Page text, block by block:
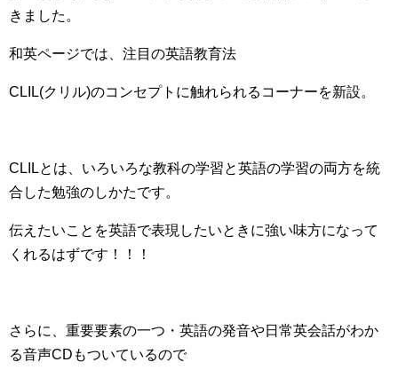
きました。
和英ページでは、注目の英語教育法
CLIL(クリル)のコンセプトに触れられるコーナーを新設。
CLILとは、いろいろな教科の学習と英語の学習の両方を統
合した勉強のしかたです。
伝えたいことを英語で表現したいときに強い味方になって
くれるはずです！！！
さらに、重要要素の一つ・英語の発音や日常英会話がわか
る音声CD もついているので